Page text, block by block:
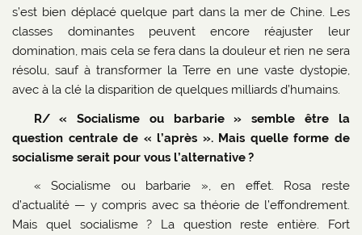
s’est bien déplacé quelque part dans la mer de Chine. Les
classes dominantes peuvent encore réajuster leur
domination, mais cela se fera dans la douleur et rien ne sera
résolu, sauf à transformer la Terre en une vaste dystopie,
avec à la clé la disparition de quelques milliards d’humains.
R/ « Socialisme ou barbarie » semble être la
question centrale de « l’après ». Mais quelle forme de
socialisme serait pour vous l’alternative ?
« Socialisme ou barbarie », en effet. Rosa reste
d’actualité — y compris avec sa théorie de l’effondrement.
Mais quel socialisme ? La question reste entière. Fort